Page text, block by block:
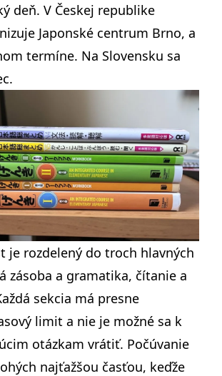
deň. V Českej republike
Japonské centrum Brno, a
termíne. Na Slovensku sa
je rozdelený do troch hlavných
zásoba a gramatika, čítanie a
sekcia má presne
limit a nie je možné sa k
otázkam vrátiť. Počúvanie
najťažšou časťou, keďže